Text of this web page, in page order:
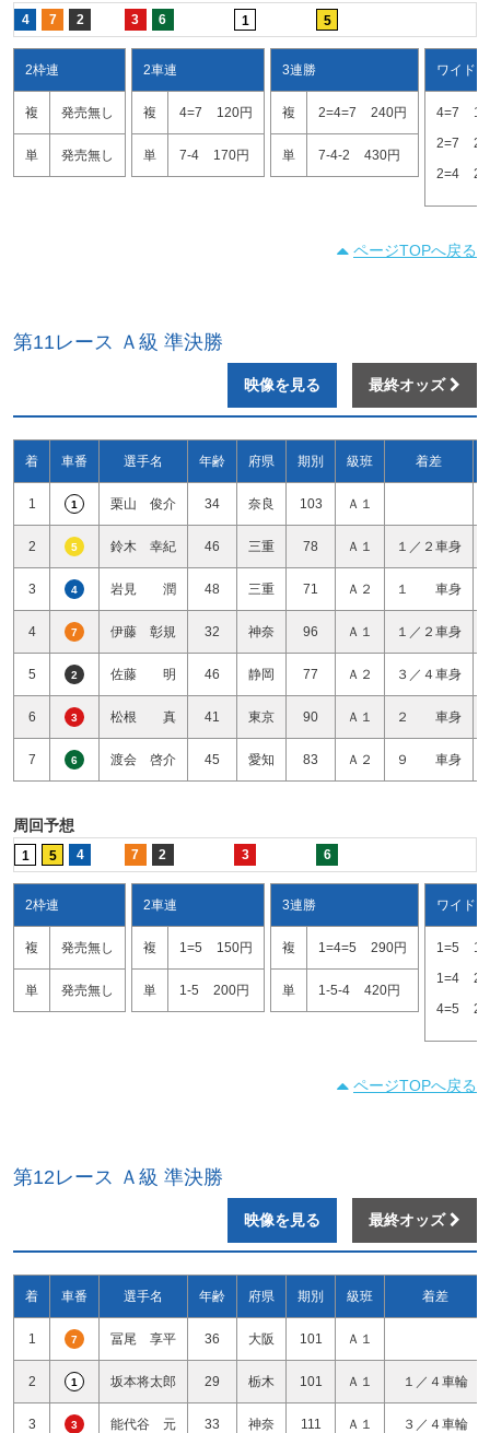
4 7 2 3 6 1 5
2枠連
複 発売無し
単 発売無し
2車連
複 4=7 120円
単 7-4 170円
3連勝
複 2=4=7 240円
単 7-4-2 430円
ワイド
4=7
2=7
2=4
ページTOPへ戻る
第11レース Ａ級 準決勝
映像を見る 最終オッズ
着 車番 選手名 年齢 府県 期別 級班 着差
1 1 栗山 俊介 34 奈良 103 Ａ１
2 5 鈴木 幸紀 46 三重 78 Ａ１ １／２車身
3 4 岩見 潤 48 三重 71 Ａ２ １ 車身
4 7 伊藤 彰規 32 神奈 96 Ａ１ １／２車身
5 2 佐藤 明 46 静岡 77 Ａ２ ３／４車身
6 3 松根 真 41 東京 90 Ａ１ ２ 車身
7 6 渡会 啓介 45 愛知 83 Ａ２ ９ 車身
周回予想
1 5 4 7 2 3 6
2枠連
複 発売無し
単 発売無し
2車連
複 1=5 150円
単 1-5 200円
3連勝
複 1=4=5 290円
単 1-5-4 420円
ワイド
1=5
1=4
4=5
ページTOPへ戻る
第12レース Ａ級 準決勝
映像を見る 最終オッズ
着 車番 選手名 年齢 府県 期別 級班 着差
1 7 冨尾 享平 36 大阪 101 Ａ１
2 1 坂本将太郎 29 栃木 101 Ａ１ １／４車輪
3 3 能代谷 元 33 神奈 111 Ａ１ ３／４車輪